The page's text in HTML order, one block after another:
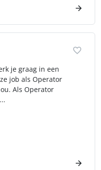
je graag in een
job als Operator
Als Operator